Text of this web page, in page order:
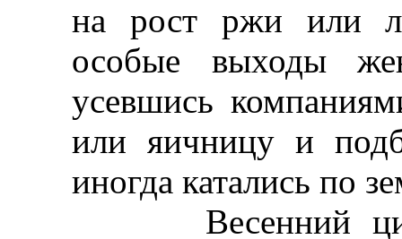
на рост ржи или
особые выходы
усевшись
или яичницу и
иногда катались по
Весенний цикл